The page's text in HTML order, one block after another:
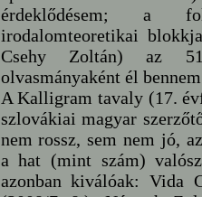
érdeklődésem; a
irodalomteoretikai
Csehy Zoltán) az 51.
olvasmányaként él
A Kalligram tavaly (17.
szlovákiai magyar
nem rossz, sem nem jó,
a hat (mint szám)
azonban kiválóak: Vida